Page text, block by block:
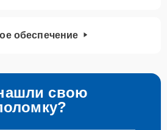
обеспечение
свою